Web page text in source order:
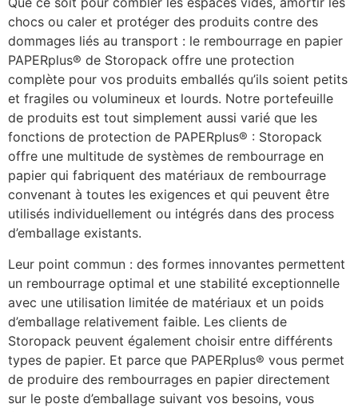
chocs ou caler et protéger des produits contre des
dommages liés au transport : le rembourrage en papier
PAPERplus® de Storopack offre une protection
complète pour vos produits emballés qu’ils soient petits
et fragiles ou volumineux et lourds. Notre portefeuille
de produits est tout simplement aussi varié que les
fonctions de protection de PAPERplus® : Storopack
offre une multitude de systèmes de rembourrage en
papier qui fabriquent des matériaux de rembourrage
convenant à toutes les exigences et qui peuvent être
utilisés individuellement ou intégrés dans des process
d’emballage existants.
Leur point commun : des formes innovantes permettent
un rembourrage optimal et une stabilité exceptionnelle
avec une utilisation limitée de matériaux et un poids
d’emballage relativement faible. Les clients de
Storopack peuvent également choisir entre différents
types de papier. Et parce que PAPERplus® vous permet
de produire des rembourrages en papier directement
sur le poste d’emballage suivant vos besoins, vous